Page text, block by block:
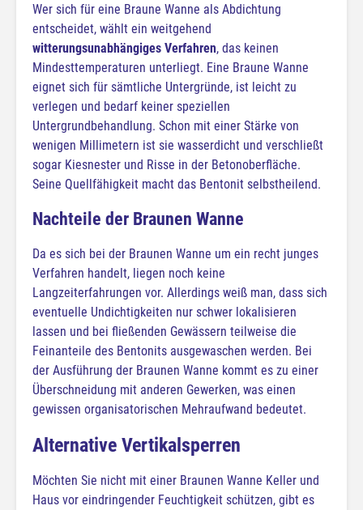
Wer sich für eine Braune Wanne als Abdichtung
entscheidet, wählt ein weitgehend
witterungsunabhängiges Verfahren, das keinen
Mindesttemperaturen unterliegt. Eine Braune Wanne
eignet sich für sämtliche Untergründe, ist leicht zu
verlegen und bedarf keiner speziellen
Untergrundbehandlung. Schon mit einer Stärke von
wenigen Millimetern ist sie wasserdicht und verschließt
sogar Kiesnester und Risse in der Betonoberfläche.
Seine Quellfähigkeit macht das Bentonit selbstheilend.
Nachteile der Braunen Wanne
Da es sich bei der Braunen Wanne um ein recht junges
Verfahren handelt, liegen noch keine
Langzeiterfahrungen vor. Allerdings weiß man, dass sich
eventuelle Undichtigkeiten nur schwer lokalisieren
lassen und bei fließenden Gewässern teilweise die
Feinanteile des Bentonits ausgewaschen werden. Bei
der Ausführung der Braunen Wanne kommt es zu einer
Überschneidung mit anderen Gewerken, was einen
gewissen organisatorischen Mehraufwand bedeutet.
Alternative Vertikalsperren
Möchten Sie nicht mit einer Braunen Wanne Keller und
Haus vor eindringender Feuchtigkeit schützen, gibt es